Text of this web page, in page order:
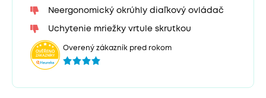
Neergonomický okrúhly diaľkový ovládač
Uchytenie mriežky vrtule skrutkou
Overený zákazník pred rokom